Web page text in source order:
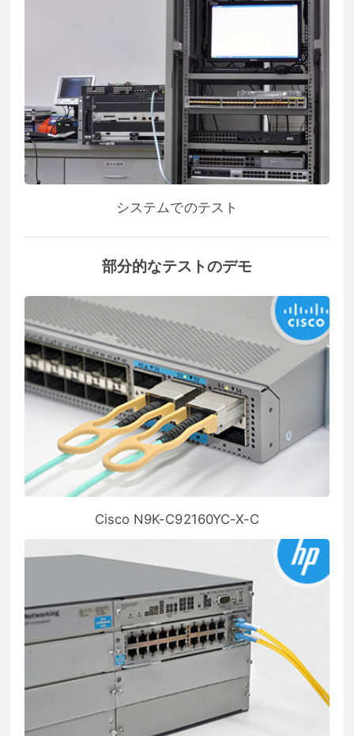
システムでのテスト
部分的なテストのデモ
Cisco N9K-C92160YC-X-C